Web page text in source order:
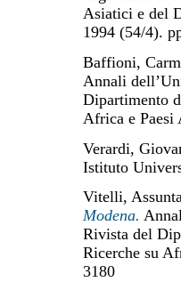
Asiatici e del
1994 (54/4).
Baffioni,
Annali
Dipartimento
Africa e Paesi
Verardi,
Istituto
Vitelli,
Modena.
Rivista del
Ricerche su
3180